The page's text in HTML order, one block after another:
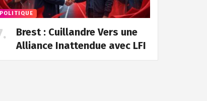
POLITIQUE
Brest : Cuillandre Vers une
Alliance Inattendue avec LFI